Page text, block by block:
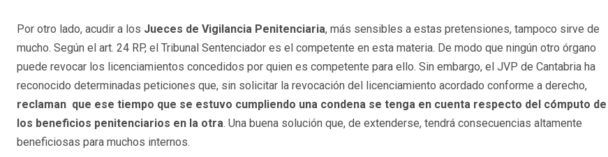
Por otro lado, acudir a los Jueces de Vigilancia Penitenciaria, más sensibles a estas pretensiones, tampoco sirve de
mucho. Según el art. 24 RP, el Tribunal Sentenciador es el competente en esta materia. De modo que ningún otro órgano
puede revocar los licenciamientos concedidos por quien es competente para ello. Sin embargo, el JVP de Cantabria ha
reconocido determinadas peticiones que, sin solicitar la revocación del licenciamiento acordado conforme a derecho,
reclaman que ese tiempo que se estuvo cumpliendo una condena se tenga en cuenta respecto del cómputo de
los beneficios penitenciarios en la otra. Una buena solución que, de extenderse, tendrá consecuencias altamente
beneficiosas para muchos internos.